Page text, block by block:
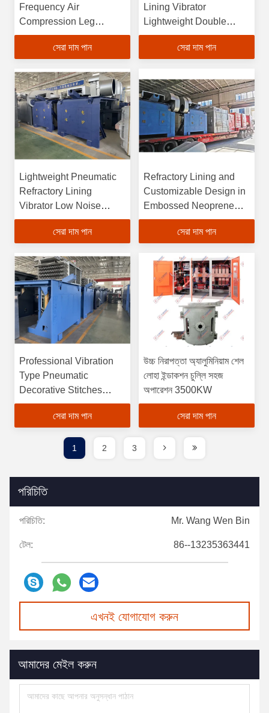
Frequency Air
Compression Leg
Massager Pneumatic
Refractory Lining
Therapy
সেরা দাম পান
Lining Vibrator
Lightweight Double
Acting Pneumatic
Actuator for Smooth and
সেরা দাম পান
Lightweight Pneumatic
Refractory Lining
Vibrator Low Noise
Level Pneumatic
Vibration Type
সেরা দাম পান
Refractory Lining and
Customizable Design in
Embossed Neoprene
Fabric
সেরা দাম পান
Professional Vibration
Type Pneumatic
Decorative Stitches
Sewing Machine for
High Temperature
সেরা দাম পান
উচ্চ নিরাপত্তা অ্যালুমিনিয়াম শেল
লোহা ইন্ডাকশন চুল্লি সহজ
অপারেশন 3500KW
সেরা দাম পান
1 2 3
পরিচিতি
পরিচিতি: Mr. Wang Wen Bin
টেল: 86--13235363441
এখনই যোগাযোগ করুন
আমাদের মেইল করুন